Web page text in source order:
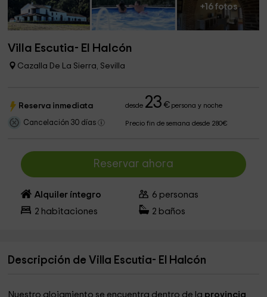
+16 fotos
Villa Escutia- El Halcón
Cazalla De La Sierra, Sevilla
Reserva inmediata desde 23 €persona y noche
Cancelación 30 días Precio fin de semana desde 280€
Reservar ahora
Alquiler íntegro 6 personas
2 habitaciones 2 baños
Descripción de Villa Escutia- El Halcón
Nuestro alojamiento se encuentra dentro de la provincia